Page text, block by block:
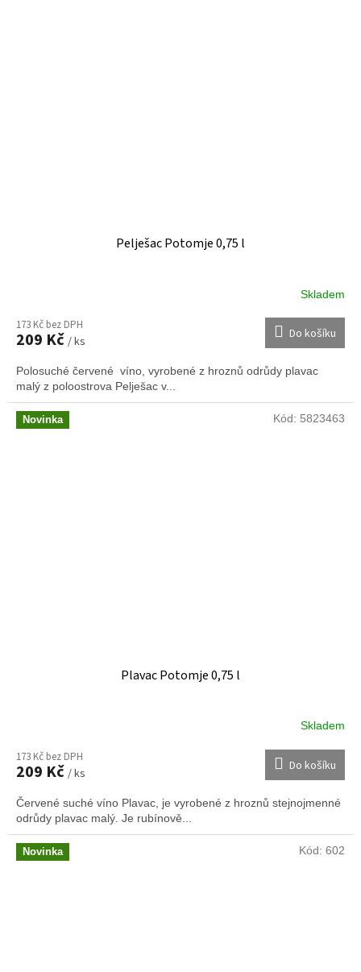
Pelješac Potomje 0,75 l
Skladem
173 Kč bez DPH
209 Kč / ks Do košíku
Polosuché červené víno, vyrobené z hroznů odrůdy plavac
malý z poloostrova Pelješac v...
Novinka
Plavac Potomje 0,75 l
Skladem
173 Kč bez DPH
209 Kč / ks Do košíku
Červené suché víno Plavac, je vyrobené z hroznů stejnojmenné
odrůdy plavac malý. Je rubínově...
Kód: 5823463
Novinka Kód: 602